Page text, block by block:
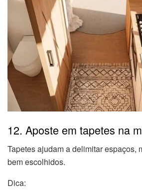
12. Aposte em tapetes na
Tapetes ajudam a delimitar espaços,
bem escolhidos.
Dica: